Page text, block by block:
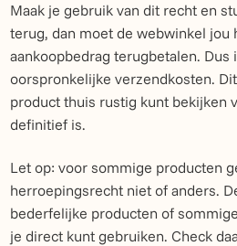
Maak je gebruik van dit recht en
terug, dan moet de webwinkel jou
aankoopbedrag terugbetalen. Dus
oorspronkelijke verzendkosten.
product thuis rustig kunt bekijken
definitief is.
Let op: voor sommige producten
herroepingsrecht niet of anders.
bederfelijke producten of
je direct kunt gebruiken. Check